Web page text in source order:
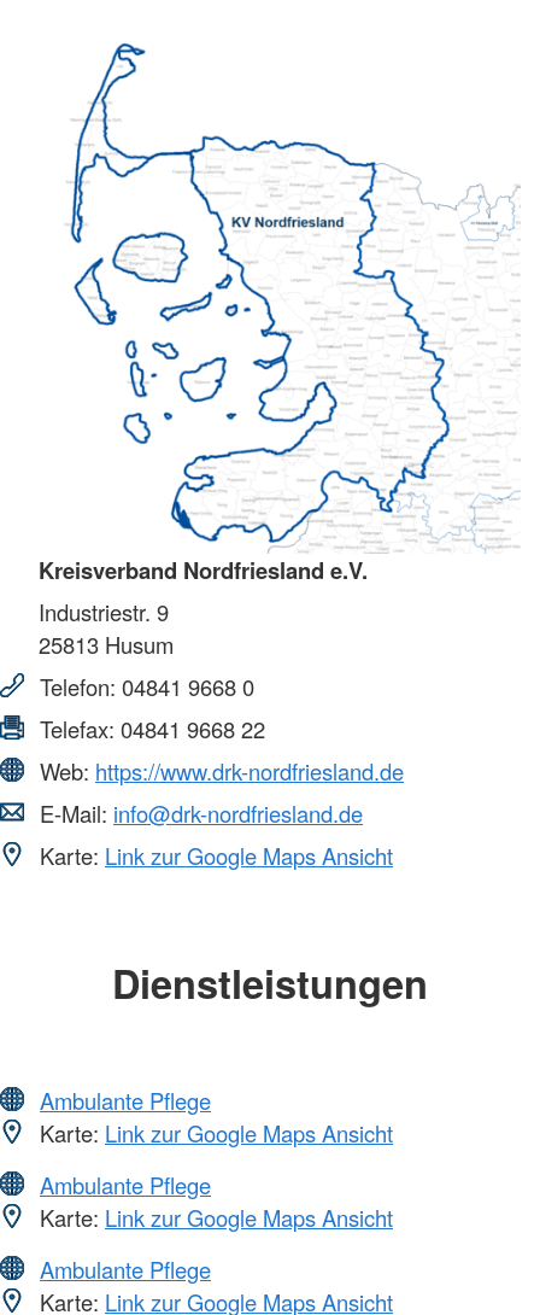
Kreisverband Nordfriesland e.V.
Industriestr. 9
25813 Husum
Telefon: 04841 9668 0
Telefax: 04841 9668 22
Web: https://www.drk-nordfriesland.de
E-Mail: info@drk-nordfriesland.de
Karte: Link zur Google Maps Ansicht
Dienstleistungen
Ambulante Pflege
Karte: Link zur Google Maps Ansicht
Ambulante Pflege
Karte: Link zur Google Maps Ansicht
Ambulante Pflege
Karte: Link zur Google Maps Ansicht